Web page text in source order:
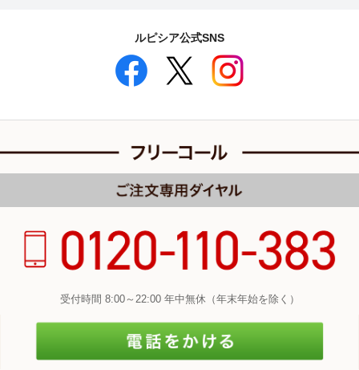
ルピシア公式SNS
受付時間 8:00～22:00 年中無休（年末年始を除く）